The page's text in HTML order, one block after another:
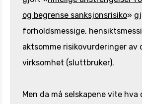
og begrense sanksjonsrisiko»
forholdsmessige,
aktsomme risikovurderinger av
virksomhet (sluttbruker).
Men da må selskapene vite hva